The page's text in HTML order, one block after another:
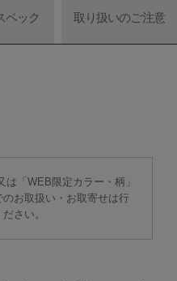
ペック 取り扱いのご注意
「WEB限定カラー・柄」
お取扱い・お取寄せは行
さい。